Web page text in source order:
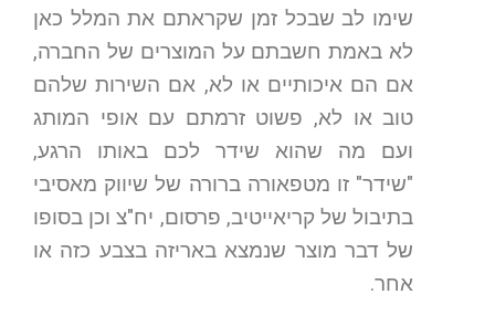
שימו לב שבכל זמן שקראתם את המלל כאן
לא באמת חשבתם על המוצרים של החברה,
אם הם איכותיים או לא, אם השירות שלהם
טוב או לא, פשוט זרמתם עם אופי המותג
ועם מה שהוא שידר לכם באותו הרגע,
"שידר" זו מטפאורה ברורה של שיווק מאסיבי
בתיבול של קריאייטיב, פרסום, יח"צ וכן בסופו
של דבר מוצר שנמצא באריזה בצבע כזה או
אחר.